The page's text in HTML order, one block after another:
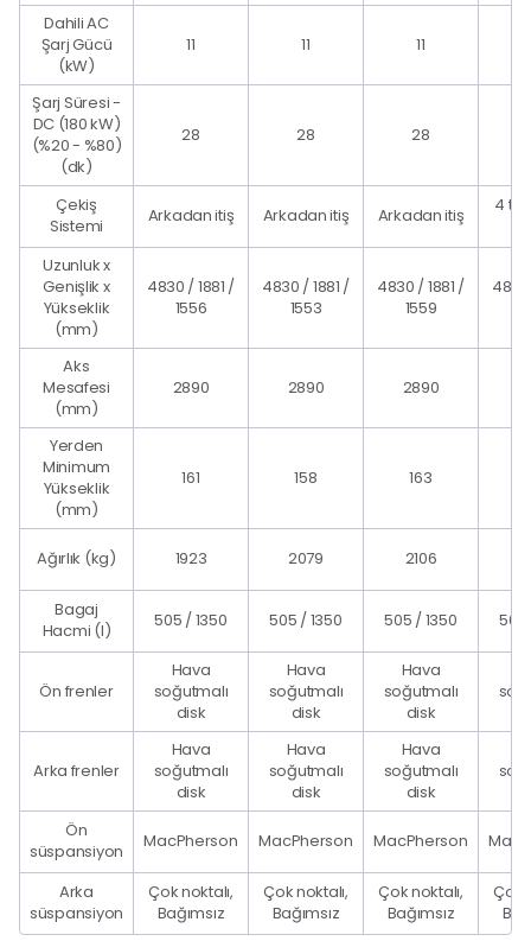
Dahili AC
Şarj Gücü
(kW)
11 11 11
Şarj Süresi -
DC (180 kW)
(%20 - %80)
(dk)
28 28 28
Çekiş
Sistemi
Arkadan itiş Arkadan itiş Arkadan itiş
4
Uzunluk x
Genişlik x
Yükseklik
(mm)
4830 / 1881 /
1556
4830 / 1881 /
1553
4830 / 1881 /
1559
4830
Aks
Mesafesi
(mm)
2890 2890 2890
Yerden
Minimum
Yükseklik
(mm)
161 158 163
Ağırlık (kg) 1923 2079 2106
Bagaj
Hacmi (l)
505 / 1350 505 / 1350 505 / 1350 505
Ön frenler
Hava
soğutmalı
disk
Hava
soğutmalı
disk
Hava
soğutmalı
disk
Arka frenler
Hava
soğutmalı
disk
Hava
soğutmalı
disk
Hava
soğutmalı
disk
Ön
süspansiyon
MacPherson MacPherson MacPherson
Arka
süspansiyon
Çok noktalı,
Bağımsız
Çok noktalı,
Bağımsız
Çok noktalı,
Bağımsız
Çok